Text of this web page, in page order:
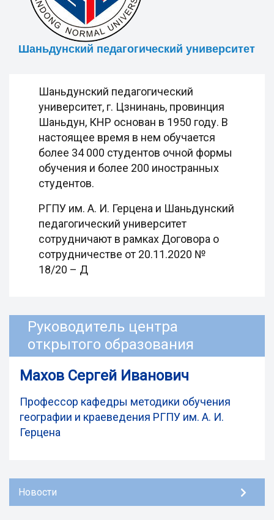
Шаньдунский педагогический университет
Шаньдунский педагогический
университет, г. Цзнинань, провинция
Шаньдун, КНР основан в 1950 году. В
настоящее время в нем обучается
более 34 000 студентов очной формы
обучения и более 200 иностранных
студентов.
РГПУ им. А. И. Герцена и Шаньдунский
педагогический университет
сотрудничают в рамках Договора о
сотрудничестве от 20.11.2020 №
18/20 – Д
Руководитель центра
открытого образования
Махов Сергей Иванович
Профессор кафедры методики обучения
географии и краеведения РГПУ им. А. И.
Герцена
Новости